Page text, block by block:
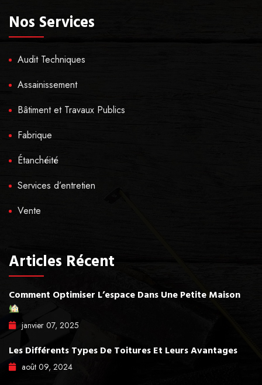
Nos Services
Audit Techniques
Assainissement
Bâtiment et Travaux Publics
Fabrique
Étanchéité
Services d’entretien
Vente
Articles Récent
Comment Optimiser L’espace Dans Une Petite Maison
janvier 07, 2025
Les Différents Types De Toitures Et Leurs Avantages
août 09, 2024